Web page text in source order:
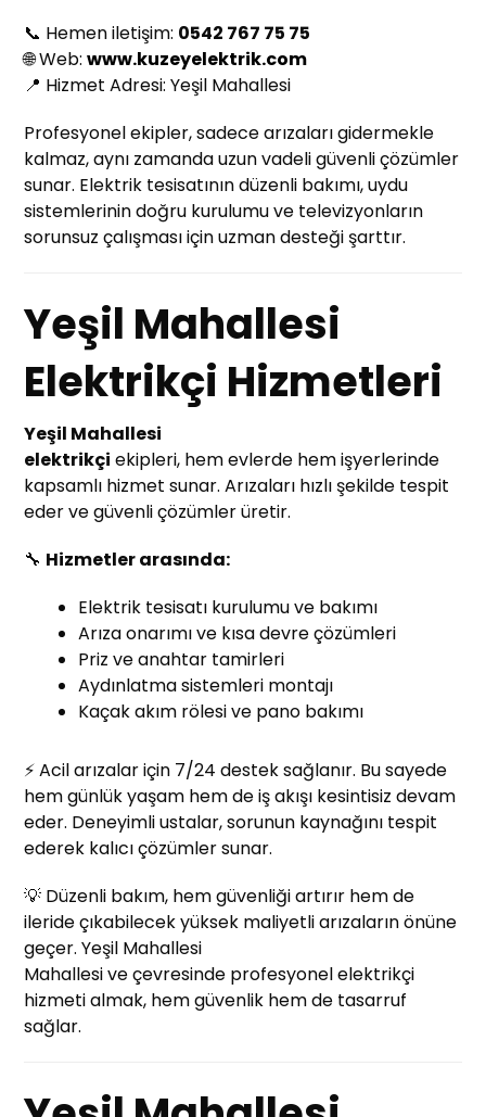
📞 Hemen iletişim: 0542 767 75 75
🌐 Web:www.kuzeyelektrik.com
📍 Hizmet Adresi: Yeşil Mahallesi
Profesyonel ekipler, sadece arızaları gidermekle
kalmaz, aynı zamanda uzun vadeli güvenli çözümler
sunar. Elektrik tesisatının düzenli bakımı, uydu
sistemlerinin doğru kurulumu ve televizyonların
sorunsuz çalışması için uzman desteği şarttır.
Yeşil Mahallesi
Elektrikçi Hizmetleri
Yeşil Mahallesi
elektrikçi ekipleri, hem evlerde hem işyerlerinde
kapsamlı hizmet sunar. Arızaları hızlı şekilde tespit
eder ve güvenli çözümler üretir.
🔧 Hizmetler arasında:
Elektrik tesisatı kurulumu ve bakımı
Arıza onarımı ve kısa devre çözümleri
Priz ve anahtar tamirleri
Aydınlatma sistemleri montajı
Kaçak akım rölesi ve pano bakımı
⚡ Acil arızalar için 7/24 destek sağlanır. Bu sayede
hem günlük yaşam hem de iş akışı kesintisiz devam
eder. Deneyimli ustalar, sorunun kaynağını tespit
ederek kalıcı çözümler sunar.
💡 Düzenli bakım, hem güvenliği artırır hem de
ileride çıkabilecek yüksek maliyetli arızaların önüne
geçer. Yeşil Mahallesi
Mahallesi ve çevresinde profesyonel elektrikçi
hizmeti almak, hem güvenlik hem de tasarruf
sağlar.